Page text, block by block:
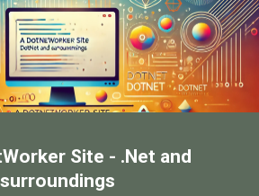
Site - .Net and
surroundings